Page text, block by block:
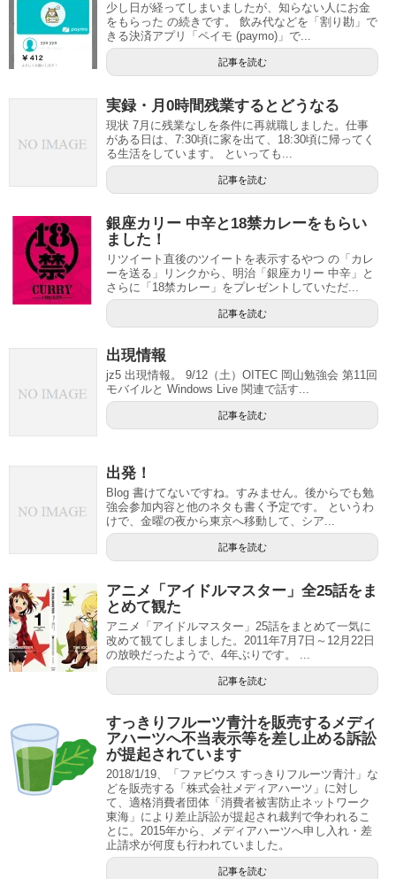
少し日が経ってしまいましたが、知らない人にお金
をもらった の続きです。 飲み代などを「割り勘」で
きる決済アプリ「ペイモ (paymo)」で...
記事を読む
実録・月0時間残業するとどうなる
現状 7月に残業なしを条件に再就職しました。仕事
がある日は、7:30頃に家を出て、18:30頃に帰ってく
る生活をしています。 といっても...
記事を読む
銀座カリー 中辛と18禁カレーをもらい
ました！
リツイート直後のツイートを表示するやつ の「カレ
ーを送る」リンクから、明治「銀座カリー 中辛」と
さらに「18禁カレー」をプレゼントしていただ...
記事を読む
出現情報
jz5 出現情報。 9/12（土）OITEC 岡山勉強会 第11回
モバイルと Windows Live 関連で話す...
記事を読む
出発！
Blog 書けてないですね。すみません。後からでも勉
強会参加内容と他のネタも書く予定です。 というわ
けで、金曜の夜から東京へ移動して、シア...
記事を読む
アニメ「アイドルマスター」全25話をま
とめて観た
アニメ「アイドルマスター」25話をまとめて一気に
改めて観てしましました。2011年7月7日～12月22日
の放映だったようで、4年ぶりです。 ...
記事を読む
すっきりフルーツ青汁を販売するメディ
アハーツへ不当表示等を差し止める訴訟
が提起されています
2018/1/19、「ファビウス すっきりフルーツ青汁」な
どを販売する「株式会社メディアハーツ」に対し
て、適格消費者団体「消費者被害防止ネットワーク
東海」により差止訴訟が提起され裁判で争われるこ
とに。2015年から、メディアハーツへ申し入れ・差
止請求が何度も行われていました。
記事を読む